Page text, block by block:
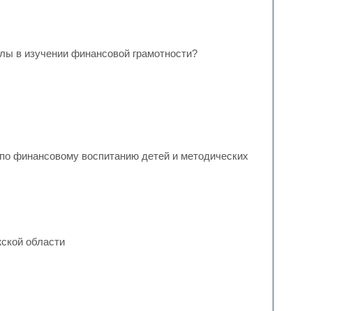
в изучении финансовой грамотности?
финансовому воспитанию детей и методических
области